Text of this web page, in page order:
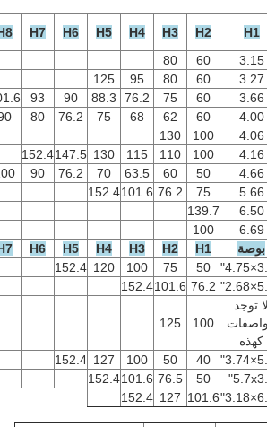
H5
H6
H7
H8
H9
H10
H11
125
88.3
90
93
101.6
130
147.5
152.4
75
76.2
80
90
101.6
123.3
136
152.4
130
147.5
152.4
70
76.2
90
100
101.6
120
127
152.4
152.4
H4
H5
H6
H7
H8
H9
H10
H11
120
152.4
127
152.4
152.4